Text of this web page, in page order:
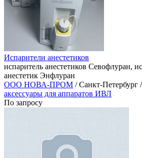
Испарители анестетиков
испаритель анестетиков Севофлуран,
анестетик Энфлуран
ООО НОВА-ПРОМ / Санкт-Петербург /
аксессуары для аппаратов ИВЛ
По запросу